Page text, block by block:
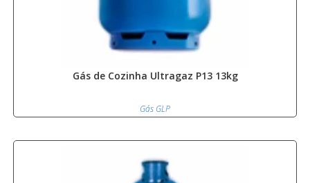
Gás de Cozinha Ultragaz P13 13kg
Gás GLP